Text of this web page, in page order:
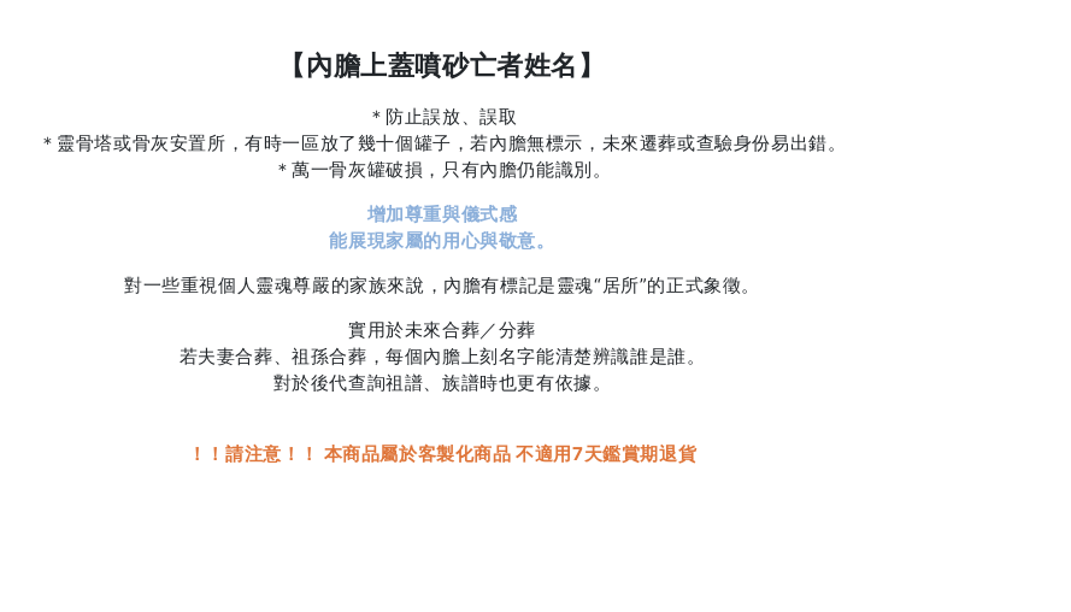
【內膽上蓋噴砂亡者姓名】
＊防止誤放、誤取
＊靈骨塔或骨灰安置所，有時一區放了幾十個罐子，若內膽無標示，未來遷葬或查驗身份易出錯。
＊萬一骨灰罐破損，只有內膽仍能識別。
增加尊重與儀式感
能展現家屬的用心與敬意。
對一些重視個人靈魂尊嚴的家族來說，內膽有標記是靈魂“居所”的正式象徵。
實用於未來合葬／分葬
若夫妻合葬、祖孫合葬，每個內膽上刻名字能清楚辨識誰是誰。
對於後代查詢祖譜、族譜時也更有依據。
！！請注意！！ 本商品屬於客製化商品 不適用7天鑑賞期退貨